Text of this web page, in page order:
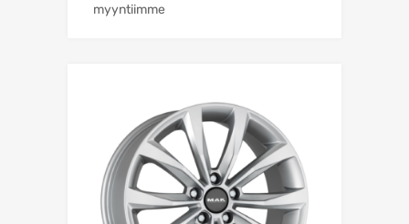
myyntiimme